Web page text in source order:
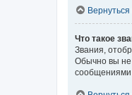
Вернуться
Что такое
Звания,
Обычно вы не
сообщениями